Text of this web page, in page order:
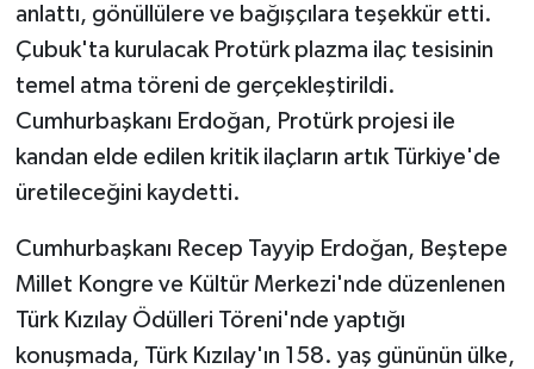
anlattı, gönüllülere ve bağışçılara teşekkür etti.
Çubuk'ta kurulacak Protürk plazma ilaç tesisinin
temel atma töreni de gerçekleştirildi.
Cumhurbaşkanı Erdoğan, Protürk projesi ile
kandan elde edilen kritik ilaçların artık Türkiye'de
üretileceğini kaydetti.
Cumhurbaşkanı Recep Tayyip Erdoğan, Beştepe
Millet Kongre ve Kültür Merkezi'nde düzenlenen
Türk Kızılay Ödülleri Töreni'nde yaptığı
konuşmada, Türk Kızılay'ın 158. yaş gününün ülke,